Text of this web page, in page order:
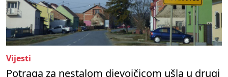
Vijesti
Potraga za nestalom djevojčicom ušla u drugi